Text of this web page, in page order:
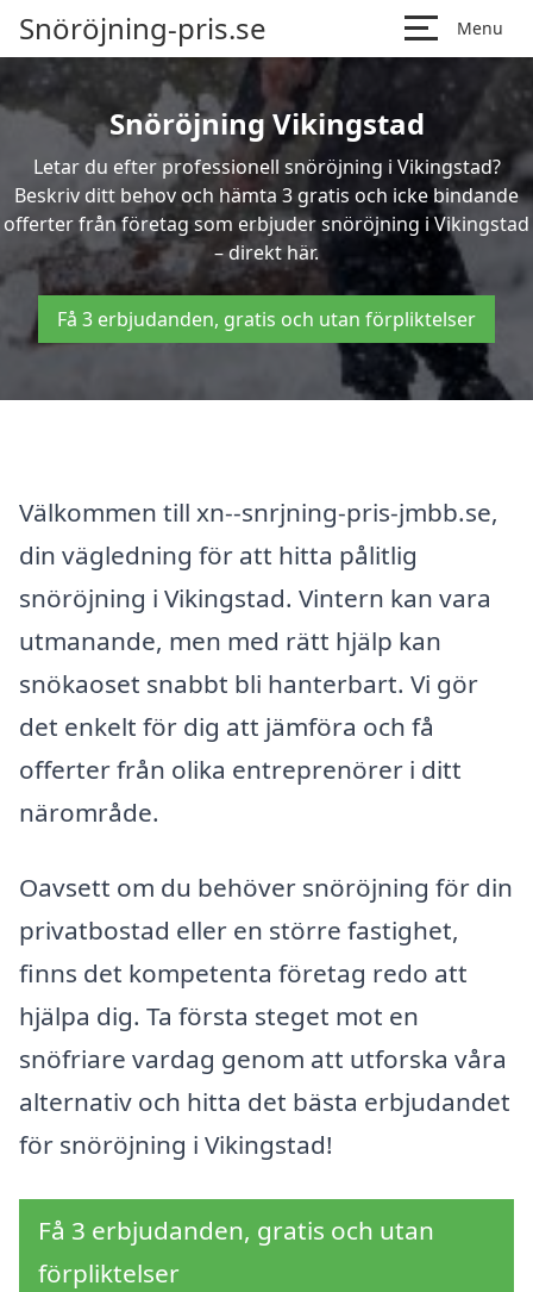
Snöröjning-pris.se Menu
Snöröjning Vikingstad
Letar du efter professionell snöröjning i Vikingstad?
Beskriv ditt behov och hämta 3 gratis och icke bindande
offerter från företag som erbjuder snöröjning i Vikingstad
– direkt här.
Få 3 erbjudanden, gratis och utan förpliktelser
Välkommen till xn--snrjning-pris-jmbb.se,
din vägledning för att hitta pålitlig
snöröjning i Vikingstad. Vintern kan vara
utmanande, men med rätt hjälp kan
snökaoset snabbt bli hanterbart. Vi gör
det enkelt för dig att jämföra och få
offerter från olika entreprenörer i ditt
närområde.
Oavsett om du behöver snöröjning för din
privatbostad eller en större fastighet,
finns det kompetenta företag redo att
hjälpa dig. Ta första steget mot en
snöfriare vardag genom att utforska våra
alternativ och hitta det bästa erbjudandet
för snöröjning i Vikingstad!
Få 3 erbjudanden, gratis och utan
förpliktelser